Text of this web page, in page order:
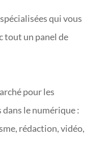
qui vous
tout un panel de
pour les
le numérique :
rédaction, vidéo,